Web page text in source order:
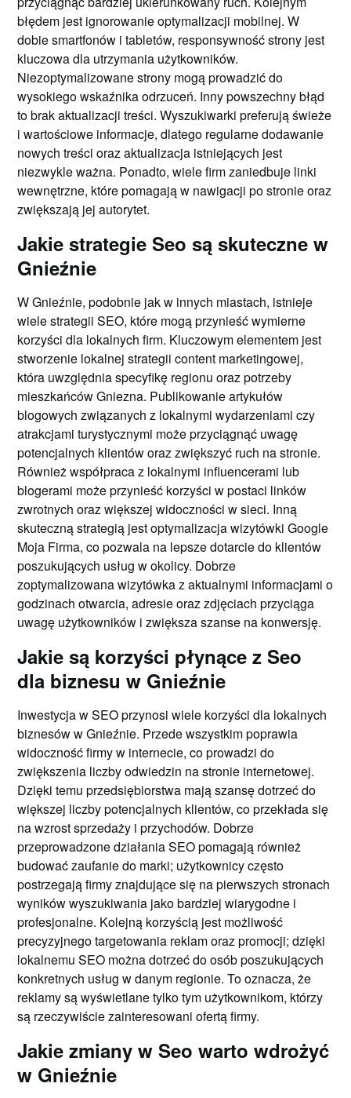
błędem jest ignorowanie optymalizacji mobilnej. W
dobie smartfonów i tabletów, responsywność strony jest
kluczowa dla utrzymania użytkowników.
Niezoptymalizowane strony mogą prowadzić do
wysokiego wskaźnika odrzuceń. Inny powszechny błąd
to brak aktualizacji treści. Wyszukiwarki preferują świeże
i wartościowe informacje, dlatego regularne dodawanie
nowych treści oraz aktualizacja istniejących jest
niezwykle ważna. Ponadto, wiele firm zaniedbuje linki
wewnętrzne, które pomagają w nawigacji po stronie oraz
zwiększają jej autorytet.
Jakie strategie Seo są skuteczne w
Gnieźnie
W Gnieźnie, podobnie jak w innych miastach, istnieje
wiele strategii SEO, które mogą przynieść wymierne
korzyści dla lokalnych firm. Kluczowym elementem jest
stworzenie lokalnej strategii content marketingowej,
która uwzględnia specyfikę regionu oraz potrzeby
mieszkańców Gniezna. Publikowanie artykułów
blogowych związanych z lokalnymi wydarzeniami czy
atrakcjami turystycznymi może przyciągnąć uwagę
potencjalnych klientów oraz zwiększyć ruch na stronie.
Również współpraca z lokalnymi influencerami lub
blogerami może przynieść korzyści w postaci linków
zwrotnych oraz większej widoczności w sieci. Inną
skuteczną strategią jest optymalizacja wizytówki Google
Moja Firma, co pozwala na lepsze dotarcie do klientów
poszukujących usług w okolicy. Dobrze
zoptymalizowana wizytówka z aktualnymi informacjami o
godzinach otwarcia, adresie oraz zdjęciach przyciąga
uwagę użytkowników i zwiększa szanse na konwersję.
Jakie są korzyści płynące z Seo
dla biznesu w Gnieźnie
Inwestycja w SEO przynosi wiele korzyści dla lokalnych
biznesów w Gnieźnie. Przede wszystkim poprawia
widoczność firmy w internecie, co prowadzi do
zwiększenia liczby odwiedzin na stronie internetowej.
Dzięki temu przedsiębiorstwa mają szansę dotrzeć do
większej liczby potencjalnych klientów, co przekłada się
na wzrost sprzedaży i przychodów. Dobrze
przeprowadzone działania SEO pomagają również
budować zaufanie do marki; użytkownicy często
postrzegają firmy znajdujące się na pierwszych stronach
wyników wyszukiwania jako bardziej wiarygodne i
profesjonalne. Kolejną korzyścią jest możliwość
precyzyjnego targetowania reklam oraz promocji; dzięki
lokalnemu SEO można dotrzeć do osób poszukujących
konkretnych usług w danym regionie. To oznacza, że
reklamy są wyświetlane tylko tym użytkownikom, którzy
są rzeczywiście zainteresowani ofertą firmy.
Jakie zmiany w Seo warto wdrożyć
w Gnieźnie